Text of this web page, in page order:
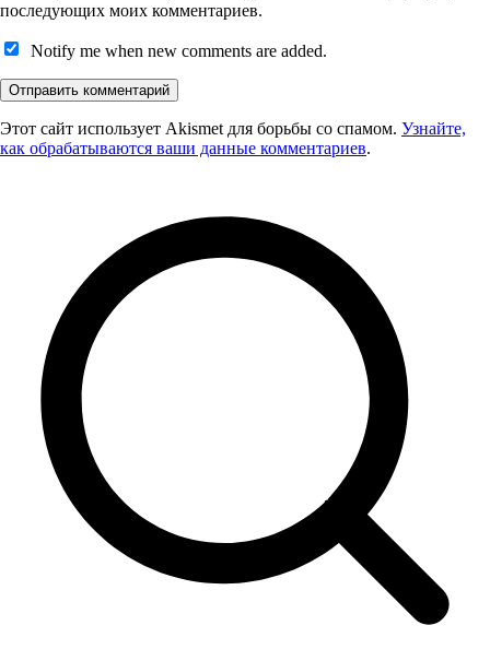
последующих моих комментариев.
Notify me when new comments are added.
Этот сайт использует Akismet для борьбы со спамом. Узнайте,
как обрабатываются ваши данные комментариев.